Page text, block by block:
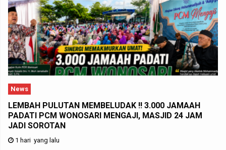
News
LEMBAH PULUTAN MEMBELUDAK !! 3.000 JAMAAH
PADATI PCM WONOSARI MENGAJI, MASJID 24 JAM
JADI SOROTAN
1 hari yang lalu